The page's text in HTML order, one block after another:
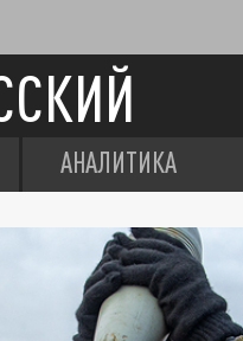
АНАЛИТИКА